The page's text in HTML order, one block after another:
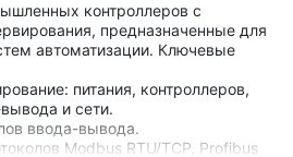
контроллеров с
предназначенные для
автоматизации. Ключевые
питания, контроллеров,
и сети.
ввода-вывода.
Modbus RTU/TCP, Profibus